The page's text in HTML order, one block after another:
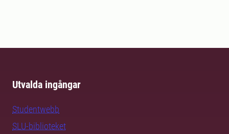
Utvalda ingångar
Studentwebb
SLU-biblioteket